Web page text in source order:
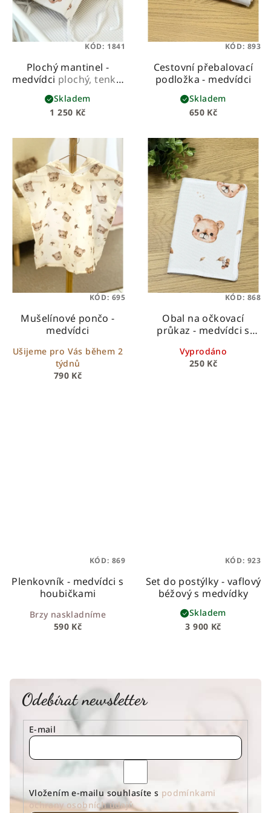
Plochý mantinel -
medvídci plochý, tenký,
s výplní z molitanu
1 250 Kč
Skladem
KÓD: 1841
Cestovní přebalovací
podložka - medvídci
650 Kč
Skladem
KÓD: 893
Mušelínové pončo -
medvídci
790 Kč
Ušijeme pro Vás během 2
týdnů
KÓD: 695
Obal na očkovací
průkaz - medvídci s
250 Kč
Vyprodáno
KÓD: 868
Plenkovník - medvídci s
houbičkami
590 Kč
Brzy naskladníme
KÓD: 869
Set do postýlky - vaflový
béžový s medvídky
3 900 Kč
Skladem
KÓD: 923
Odebírat newsletter
E-mail
Vložením e-mailu souhlasíte s podmínkami
ochrany osobních údajů